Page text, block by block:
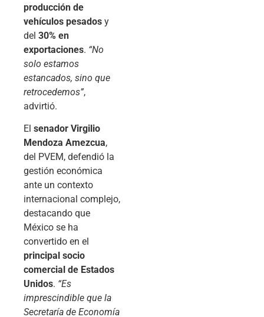
producción de
vehículos pesados y
del 30% en
exportaciones. “No
solo estamos
estancados, sino que
retrocedemos”,
advirtió.
El senador Virgilio
Mendoza Amezcua,
del PVEM, defendió la
gestión económica
ante un contexto
internacional complejo,
destacando que
México se ha
convertido en el
principal socio
comercial de Estados
Unidos. “Es
imprescindible que la
Secretaría de Economía